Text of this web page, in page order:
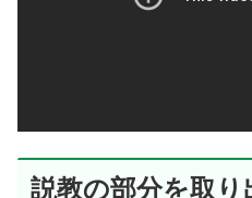
説教の部分を取り